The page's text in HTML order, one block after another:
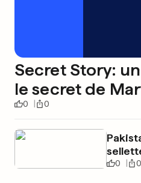
Secret Story:
le secret de
0 0
0 0